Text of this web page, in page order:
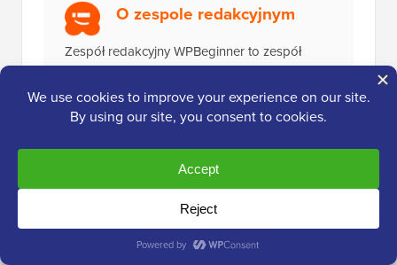
O zespole redakcyjnym
Zespół redakcyjny WPBeginner to zespół
Syeda Balkhi, posiadający ponad 16 lat
doświadczenia w WordPress, hostingu
Założony w 2009 roku, WPBeginner jest
obecnie największym darmowym zasobem
WordPress w branży i często jest określany
jako Wikipedia dla WordPressa.